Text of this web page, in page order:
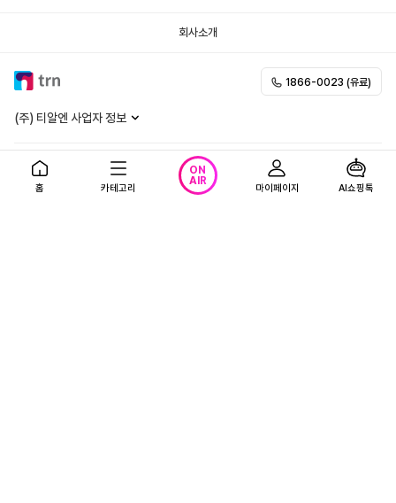
회사소개
(주) 티알엔 사업자 정보
이용약관 개인정보처리방침
청소년보호정책
영상정보처리방침
사업자정보 확인
1866-0023 (유료)
홈 카테고리
ON
AIR
마이페이지 AI쇼핑톡